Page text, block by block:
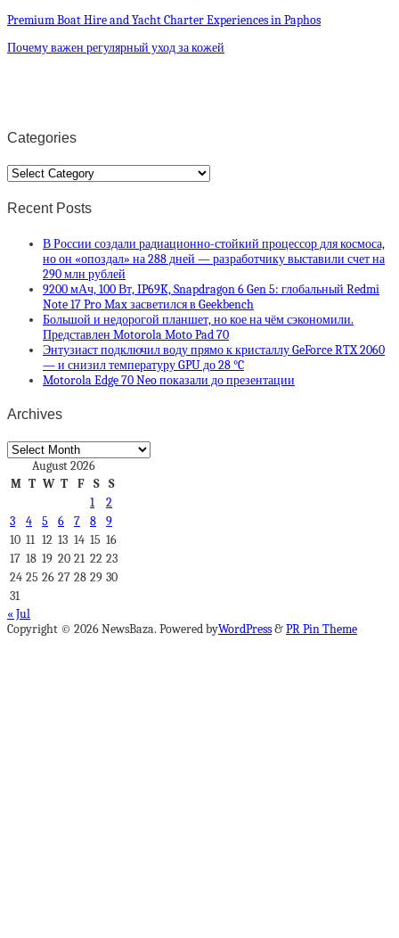
Premium Boat Hire and Yacht Charter Experiences in Paphos
Почему важен регулярный уход за кожей
Categories
Categories
Recent Posts
В России создали радиационно-стойкий процессор для космоса,
но он «опоздал» на 288 дней — разработчику выставили счет на
290 млн рублей
9200 мАч, 100 Вт, IP69K, Snapdragon 6 Gen 5: глобальный Redmi
Note 17 Pro Max засветился в Geekbench
Большой и недорогой планшет, но кое на чём сэкономили.
Представлен Motorola Moto Pad 70
Энтузиаст подключил воду прямо к кристаллу GeForce RTX 2060
— и снизил температуру GPU до 28 °C
Motorola Edge 70 Neo показали до презентации
Archives
Archives
August 2026
M T W T F S
S
1
2
3
4 5 6 7 8
9
10 11 12 13 14 15 16
17 18 19 20 21 22 23
24 25 26 27 28 29 30
31
« Jul
Copyright © 2026 NewsBaza. Powered byWordPress&PR Pin Theme